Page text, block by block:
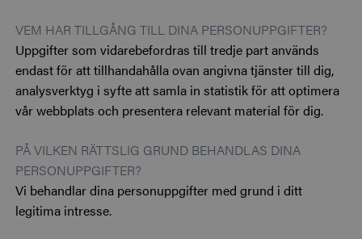
VEM HAR TILLGÅNG TILL DINA PERSONUPPGIFTER?
Uppgifter som vidarebefordras till tredje part används
endast för att tillhandahålla ovan angivna tjänster till dig,
analysverktyg i syfte att samla in statistik för att optimera
vår webbplats och presentera relevant material för dig.
PÅ VILKEN RÄTTSLIG GRUND BEHANDLAS DINA
PERSONUPPGIFTER?
Vi behandlar dina personuppgifter med grund i ditt
legitima intresse.